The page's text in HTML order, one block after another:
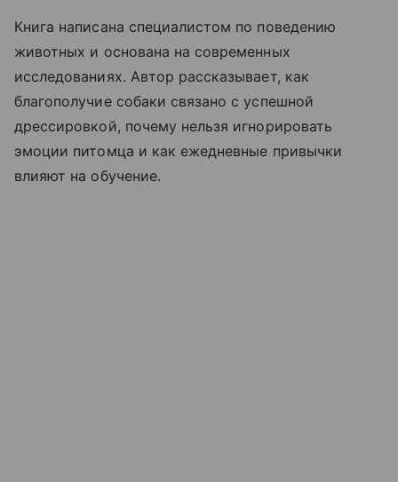
Книга написана специалистом по поведению
животных и основана на современных
исследованиях. Автор рассказывает, как
благополучие собаки связано с успешной
дрессировкой, почему нельзя игнорировать
эмоции питомца и как ежедневные привычки
влияют на обучение.